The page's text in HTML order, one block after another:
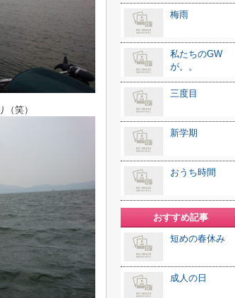
笑）
梅雨
私たちのGW
が。。
三度目
新学期
おうち時間
おすすめ記事
短めの春休み
成人の日